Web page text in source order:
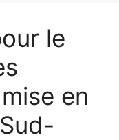
le
en